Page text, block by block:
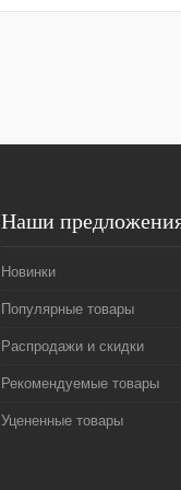
Наши
Новинки
Популярные товары
Распродажи и скидки
Рекомендуемые товары
Уцененные товары